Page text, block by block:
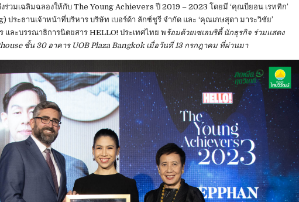
ร่วมเฉลิมฉลองให้กับ The Young Achievers ปี 2019 – 2023 โดยมี ‘คุณบียอน เรททิก’
ประธานเจ้าหน้าที่บริหาร บริษัท เบอร์ด้า ลักซ์ชูรี จำกัด และ ‘คุณเกษสุดา มาระวิชัย’
และบรรณาธิการนิตยสาร HELLO! ประเทศไทย พ ร้อมด้วยเซเลบริตี้ นักธุรกิจ ร่วมแสดง
ชั้น 30 อาคาร UOB Plaza Bangkok เมื่อวันที่ 13 กรกฎาคม ที่ผ่านมา